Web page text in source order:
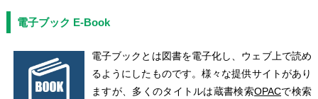
電子ブック E-Book
電子ブックとは図書を電子化し、ウェブ上で読め
るようにしたものです。様々な提供サイトがあり
ますが、多くのタイトルは蔵書検索OPACで検索